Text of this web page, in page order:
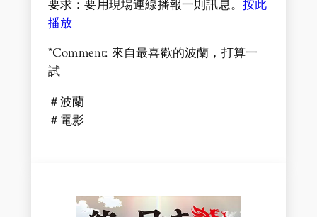
要求：要用現場連線播報一則訊息。按此
播放
*Comment: 來自最喜歡的波蘭，打算一
試
＃波蘭
＃電影